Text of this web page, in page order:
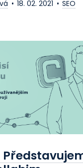
18. 02. 2021 SEO